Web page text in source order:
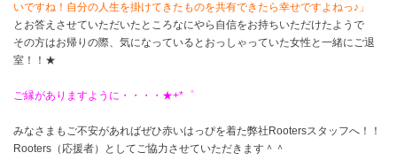
いですね！自分の人生を掛けてきたものを共有できたら幸せですよねっ♪」
とお答えさせていただいたところなにやら自信をお持ちいただけたようで
その方はお帰りの際、気になっているとおっしゃっていた女性と一緒にご退
室！！★
ご縁がありますように・・・・★+*゜
みなさまもご不安があればぜひ赤いはっぴを着た弊社Rootersスタッフへ！！
Rooters（応援者）としてご協力させていただきます＾＾